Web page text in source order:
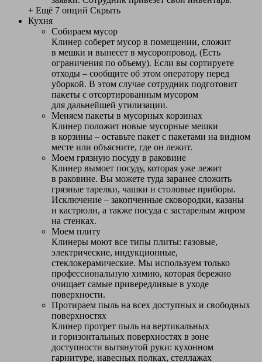
+ Ещё 7 опций Скрыть
Кухня
Собираем мусор
Клинер соберет мусор в помещении, сложит
в мешки и вынесет в мусоропровод. (Есть
ограничения по объему). Если вы сортируете
отходы – сообщите об этом оператору перед
уборкой. В этом случае сотрудник подготовит
пакеты с отсортированным мусором
для дальнейшей утилизации.
Меняем пакеты в мусорных корзинах
Клинер положит новые мусорные мешки
в корзины – оставьте пакет с пакетами на видном
месте или объясните, где он лежит.
Моем грязную посуду в раковине
Клинер вымоет посуду, которая уже лежит
в раковине. Вы можете туда заранее сложить
грязные тарелки, чашки и столовые приборы.
Исключение – закопченные сковородки, казаны
и кастрюли, а также посуда с застарелым жиром
на стенках.
Моем плиту
Клинеры моют все типы плиты: газовые,
электрические, индукционные,
стеклокерамические. Мы используем только
профессиональную химию, которая бережно
очищает самые привередливые в уходе
поверхности.
Протираем пыль на всех доступных и свободных
поверхностях
Клинер протрет пыль на вертикальных
и горизонтальных поверхностях в зоне
доступности вытянутой руки: кухонном
гарнитуре, навесных полках, стеллажах